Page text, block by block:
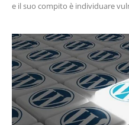
e il suo compito è individuare